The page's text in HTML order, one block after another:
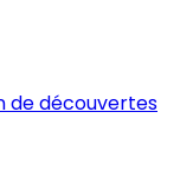
de découvertes